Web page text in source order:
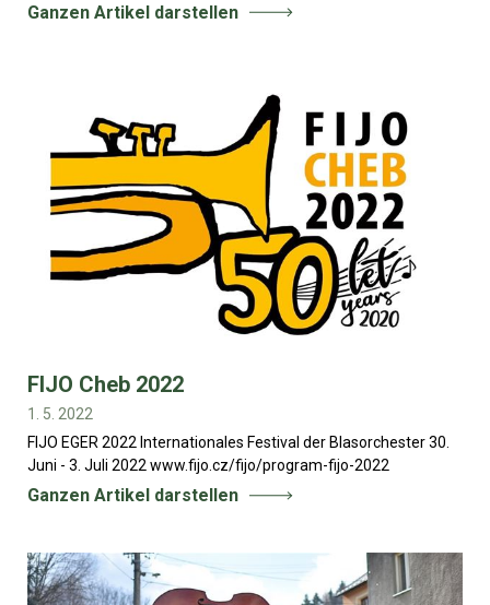
Ganzen Artikel darstellen
FIJO Cheb 2022
1. 5. 2022
FIJO EGER 2022 Internationales Festival der Blasorchester 30.
Juni - 3. Juli 2022 www.fijo.cz/fijo/program-fijo-2022
Ganzen Artikel darstellen